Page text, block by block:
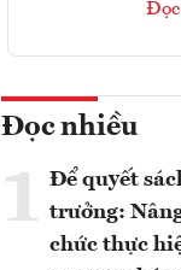
Đọc
Đọc nhiều
1 Để quyết
trưởng:
chức thực